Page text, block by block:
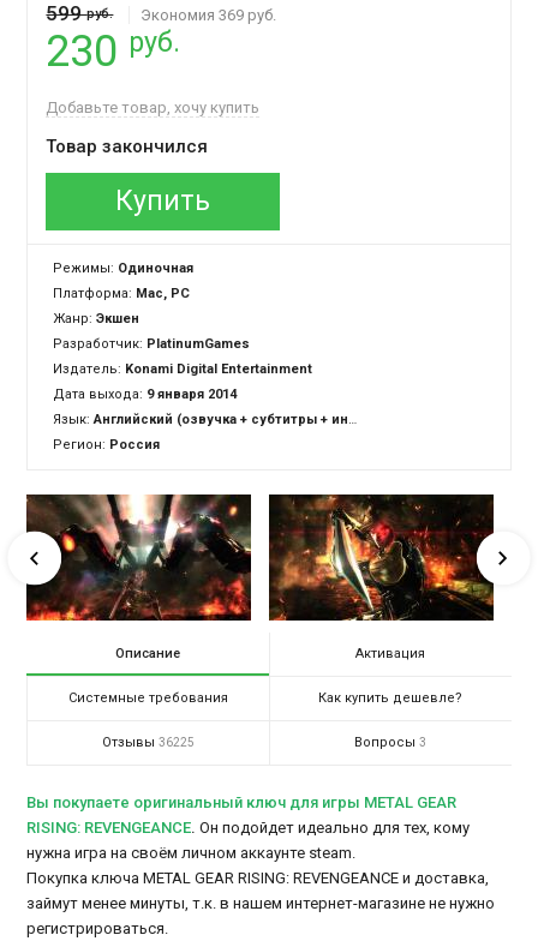
599руб. Экономия 369 руб.
230 руб.
Добавьте товар, хочу купить
Товар закончился
Купить
Режимы: Одиночная
Платформа: Mac, PC
Жанр:Экшен
Разработчик: PlatinumGames
Издатель: Konami Digital Entertainment
Дата выхода: 9 января 2014
Язык:Английский (озвучка + субтитры + интерфейс)
Регион: Россия
Описание Активация
Системные требования Как купить дешевле?
Отзывы 36225 Вопросы 3
Вы покупаете оригинальный ключ для игры METAL GEAR
RISING: REVENGEANCE. Он подойдет идеально для тех, кому
нужна игра на своём личном аккаунте steam.
Покупка ключа METAL GEAR RISING: REVENGEANCE и доставка,
займут менее минуты, т.к. в нашем интернет-магазине не нужно
регистрироваться.